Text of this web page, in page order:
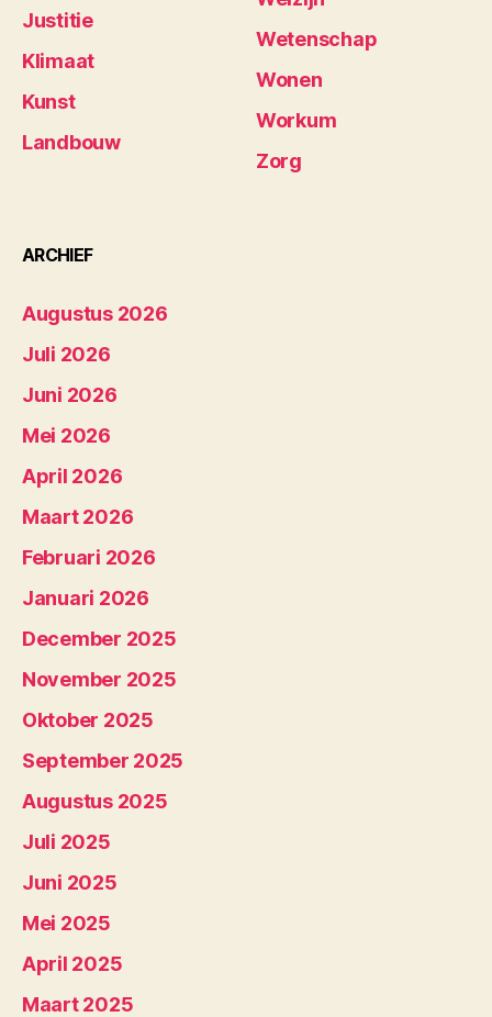
Justitie
Klimaat
Kunst
Landbouw
Wetenschap
Wonen
Workum
Zorg
ARCHIEF
Augustus 2026
Juli 2026
Juni 2026
Mei 2026
April 2026
Maart 2026
Februari 2026
Januari 2026
December 2025
November 2025
Oktober 2025
September 2025
Augustus 2025
Juli 2025
Juni 2025
Mei 2025
April 2025
Maart 2025